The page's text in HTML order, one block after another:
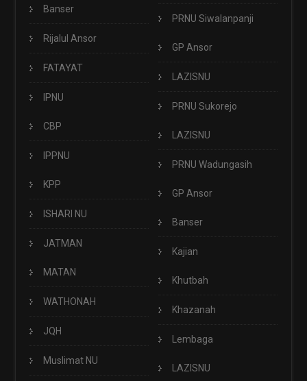
Banser
Rijalul Ansor
FATAYAT
IPNU
CBP
IPPNU
KPP
ISHARI NU
JATMAN
MATAN
WATHONAH
JQH
Muslimat NU
PRNU Siwalanpanji
GP Ansor
LAZISNU
PRNU Sukorejo
LAZISNU
PRNU Wadungasih
GP Ansor
Banser
Kajian
Khutbah
Khazanah
Lembaga
LAZISNU